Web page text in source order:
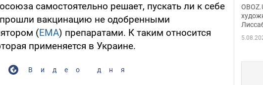
самостоятельно решает, пускать ли к себе
вакцинацию не одобренными
(ЕМА) препаратами. К таким относится
применяется в Украине.
Видео дня
сына